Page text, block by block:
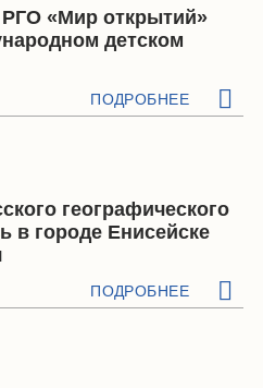
«Мир открытий»
детском
ПОДРОБНЕЕ
географического
в городе Енисейске
ПОДРОБНЕЕ